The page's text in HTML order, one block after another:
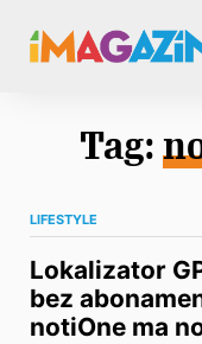
Tag:
LIFESTYLE
Lokalizator
bez
notiOne ma